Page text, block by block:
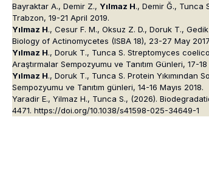
Bayraktar A., Demir Z., Yılmaz H., Demir Ğ., Tunca
Trabzon, 19-21 April 2019.
Yılmaz H., Cesur F. M., Oksuz Z. D., Doruk T.,
Biology of Actinomycetes (ISBA 18), 23-27 May
Yılmaz H., Doruk T., Tunca S. Streptomyces
Araştırmalar Sempozyumu ve Tanıtım Günleri, 17-18
Yılmaz H., Doruk T., Tunca S. Protein
Sempozyumu ve Tanıtım günleri, 14-16 Mayıs 2018.
Yaradir E., Yilmaz H., Tunca S., (2026).
4471. https://doi.org/10.1038/s41598-025-34649-1